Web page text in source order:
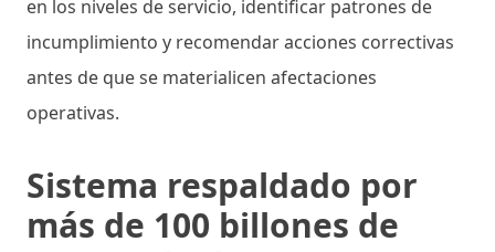
en los niveles de servicio, identificar patrones de
incumplimiento y recomendar acciones correctivas
antes de que se materialicen afectaciones
operativas.
Sistema respaldado por
más de 100 billones de